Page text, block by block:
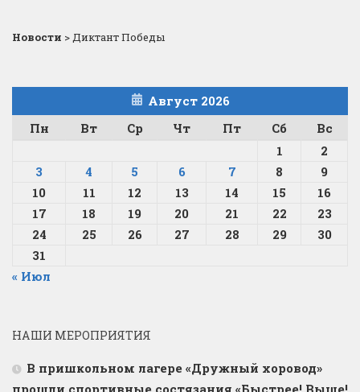
Новости >Диктант Победы
Август 2026
Пн
Вт Ср Чт Пт Сб
Вс
1
2
3
4 5 6 7 8
9
10
11 12 13 14 15
16
17
18 19 20 21 22
23
24
25 26 27 28 29
30
31
« Июл
НАШИ МЕРОПРИЯТИЯ
В пришкольном лагере «Дружный хоровод»
прошли спортивные состязания «Быстрее! Выше!